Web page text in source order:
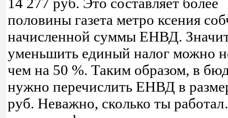
14 277 руб. Это составляет более
половины газета метро ксения
начисленной суммы ЕНВД.
уменьшить единый налог можно
чем на 50 %. Таким образом, в
нужно перечислить ЕНВД в
руб. Неважно, сколько ты